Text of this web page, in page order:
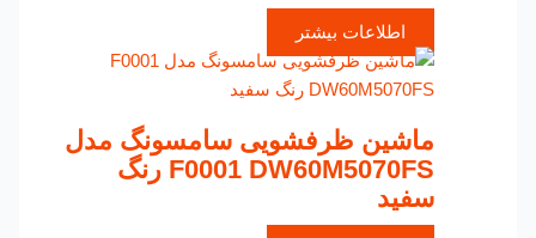
اطلاعات بیشتر
ماشین ظرفشویی سامسونگ مدل
F0001 DW60M5070FS رنگ
سفید